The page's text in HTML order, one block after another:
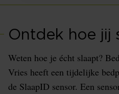
Ontdek hoe jij
Weten hoe je écht slaapt?
Vries heeft een tijdelijke
de SlaapID sensor. Een